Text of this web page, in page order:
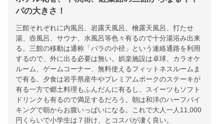
パの大きさ！
三館それぞれに内風呂、岩露天風呂、檜露天風呂、打たせ
湯、壺風呂、サウナ、水風呂等色々有るので十分湯浴み出来
る。三館の移動は通称「バラの小径」という連絡通路を利用
するので、外に出る必要は無い。娯楽施設は卓球、カラオケ
ルーム、ゲームコーナー、無料使えるフィットネスルームま
で有る。夕食は岩手県産牛やプレミアムポークのステーキが
有る一方で郷土料理もふんだんに有るし、スイーツもソフト
ドリンクも有るので満足するだろう。朝は和洋のハーフバイ
キングで朝からお腹いっぱいになる。これで大人一人11,000
円くらいで小学生は７掛け、とコスパが凄く良い。